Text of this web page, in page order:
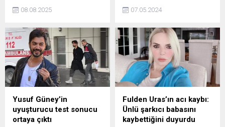
Dafoe’ya “sinemaya
dolayı” Saraybosna’nın Kalbi
Onur Ödülü verilecek.
08.08.2025
verecek Ajda Pekkan'a
edecek? İşte detaylar...
07.05.2024
Yusuf Güney’in
uyuşturucu test sonucu
ortaya çıktı
Fulden Uras’ın acı kaybı:
Ünlü şarkıcı babasını
kaybettiğini duyurdu